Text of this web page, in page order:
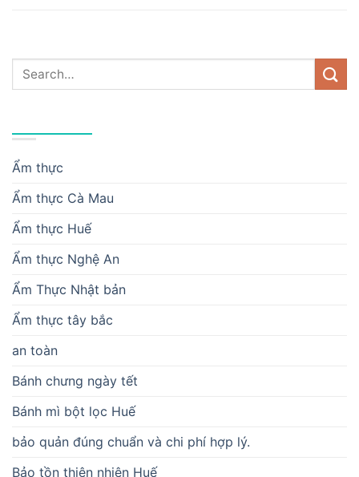
Ẩm thực
Ẩm thực Cà Mau
Ẩm thực Huế
Ẩm thực Nghệ An
Ẩm Thực Nhật bản
Ẩm thực tây bắc
an toàn
Bánh chưng ngày tết
Bánh mì bột lọc Huế
bảo quản đúng chuẩn và chi phí hợp lý.
Bảo tồn thiên nhiên Huế